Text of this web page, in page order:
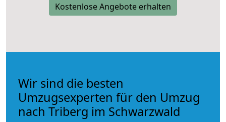
Kostenlose Angebote erhalten
Wir sind die besten
Umzugsexperten für den Umzug
nach Triberg im Schwarzwald